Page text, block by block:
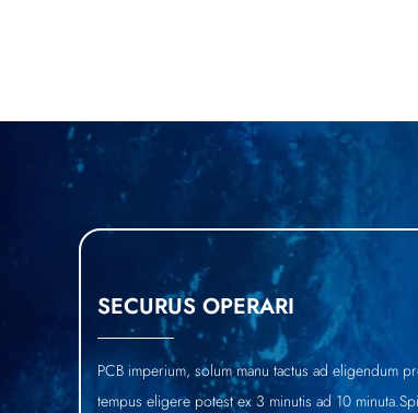
SECURUS OPERARI
PCB imperium, solum manu tactus ad eligendum
tempus eligere potest ex 3 minutis ad 10